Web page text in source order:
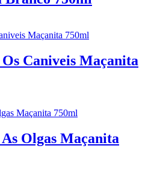
Caniveis Maçanita
Olgas Maçanita